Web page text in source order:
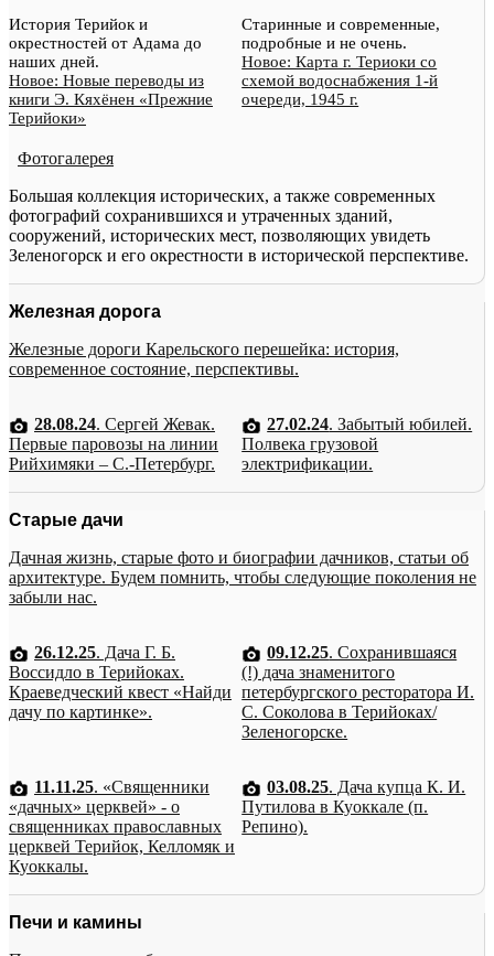
История Терийок и
окрестностей от Адама до
наших дней.
Новое: Новые переводы из
книги Э. Кяхёнен «Прежние
Терийоки»
Старинные и современные,
подробные и не очень.
Новое: Карта г. Териоки со
схемой водоснабжения 1-й
очереди, 1945 г.
Фотогалерея
Большая коллекция исторических, а также современных
фотографий сохранившихся и утраченных зданий,
сооружений, исторических мест, позволяющих увидеть
Зеленогорск и его окрестности в исторической перспективе.
Железная дорога
Железные дороги Карельского перешейка: история,
современное состояние, перспективы.
28.08.24. Сергей Жевак.
Первые паровозы на линии
Рийхимяки – С.-Петербург.
27.02.24. Забытый юбилей.
Полвека грузовой
электрификации.
Старые дачи
Дачная жизнь, старые фото и биографии дачников, статьи об
архитектуре. Будем помнить, чтобы следующие поколения не
забыли нас.
26.12.25. Дача Г. Б.
Воссидло в Терийоках.
Краеведческий квест «Найди
дачу по картинке».
09.12.25. Сохранившаяся
(!) дача знаменитого
петербургского ресторатора И.
С. Соколова в Терийоках/
Зеленогорске.
11.11.25. «Священники
«дачных» церквей» - о
священниках православных
церквей Терийок, Келломяк и
Куоккалы.
03.08.25. Дача купца К. И.
Путилова в Куоккале (п.
Репино).
Печи и камины